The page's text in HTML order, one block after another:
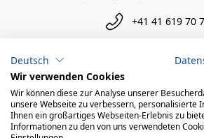
+41 41 619 70
Deutsch
Wir verwenden Cookies
Wir können diese zur Analyse unserer
unsere Webseite zu verbessern, personalisierte
Ihnen ein großartiges Webseiten-Erlebnis zu
Informationen zu den von uns verwendeten